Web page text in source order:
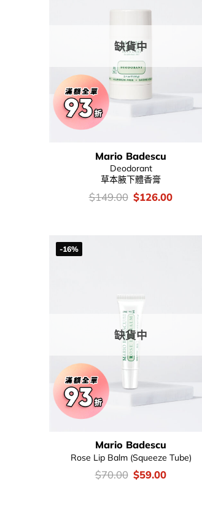
缺貨中
Mario Badescu
Deodorant
草本腋下體香膏
價
錢：
$149.00 Original
price
$126.00Current
-16%
缺貨中
Mario Badescu
Rose Lip Balm (Squeeze Tube)
價
錢：
$70.00 Original
price
$59.00Current